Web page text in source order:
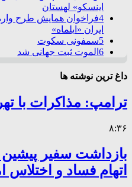
اینسکو» لهستان
4فراخوان همایش طرح
ایران «ایلماه»
5سمفونی سکوت
6 الموت ثبت جهانی شد
داغ ترین نوشته ها
ترامپ: مذاکرات با
۸:۳۶
بازداشت سفیر پیشین
اتهام فساد و اختلاس